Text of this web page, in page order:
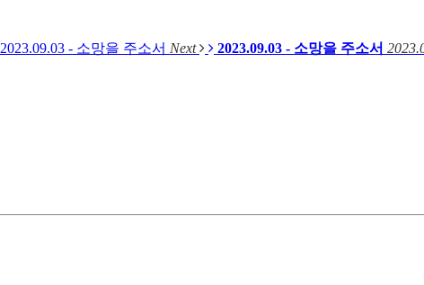
2023.09.03 - 소망을 주소서 Next 2023.09.03 - 소망을 주소서